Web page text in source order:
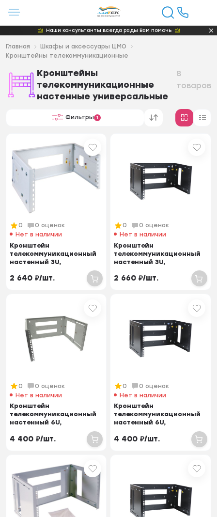
Наши консультанты всегда рады Вам помочь
Главная
Шкафы и аксессуары ЦМО
Кронштейны телекоммуникационные
Кронштейны
телекоммуникационные
настенные универсальные
8
товаров
Фильтры 1
0
0 оценок
Нет в наличии
Кронштейн
телекоммуникационный
настенный 3U,
300-450 мм
2 640 ₽/шт.
0
0 оценок
Нет в наличии
Кронштейн
телекоммуникационный
настенный 3U,
300-450 мм,...
2 660 ₽/шт.
0
0 оценок
Нет в наличии
Кронштейн
телекоммуникационный
настенный 6U,
300-450 мм
4 400 ₽/шт.
0
0 оценок
Нет в наличии
Кронштейн
телекоммуникационный
настенный 6U,
300-450 мм,...
4 400 ₽/шт.